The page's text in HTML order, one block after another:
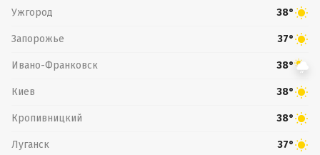
Ужгород 38°
Запорожье 37°
Ивано-Франковск 38°
Киев 38°
Кропивницкий 38°
Луганск 37°